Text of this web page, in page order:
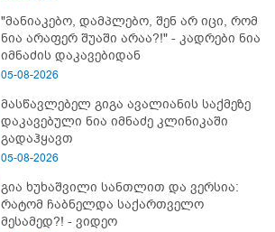
"მანიაკებო, დამპლებო, შენ არ იცი, რომ
ნია არაფერ შუაში არაა?!" - კადრები ნია
იმნაძის დაკავებიდან
05-08-2026
მასწავლებელ გიგა ავალიანის საქმეზე
დაკავებული ნია იმნაძე კლინიკაში
გადაჰყავთ
05-08-2026
გია ხუხაშვილი სანთლით და ვერსია:
რატომ ჩაბნელდა საქართველო
მესამედ?! - ვიდეო